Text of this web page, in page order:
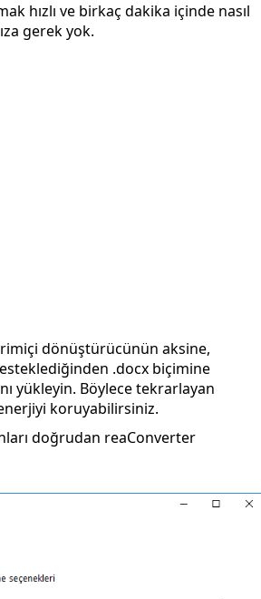
hızlı ve birkaç dakika içinde nasıl
gerek yok.
dönüştürücünün aksine,
.docx biçimine
yükleyin. Böylece tekrarlayan
koruyabilirsiniz.
doğrudan reaConverter